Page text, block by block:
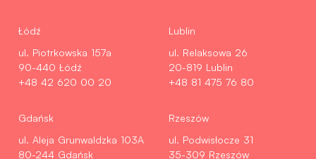
Łódź
ul. Piotrkowska 157a
90-440 Łódź
+48 42 620 00 20
Lublin
ul. Relaksowa 26
20-819 Lublin
+48 81 475 76 80
Gdańsk
ul. Aleja Grunwaldzka 103A
80-244 Gdańsk
Rzeszów
ul. Podwisłocze 31
35-309 Rzeszów